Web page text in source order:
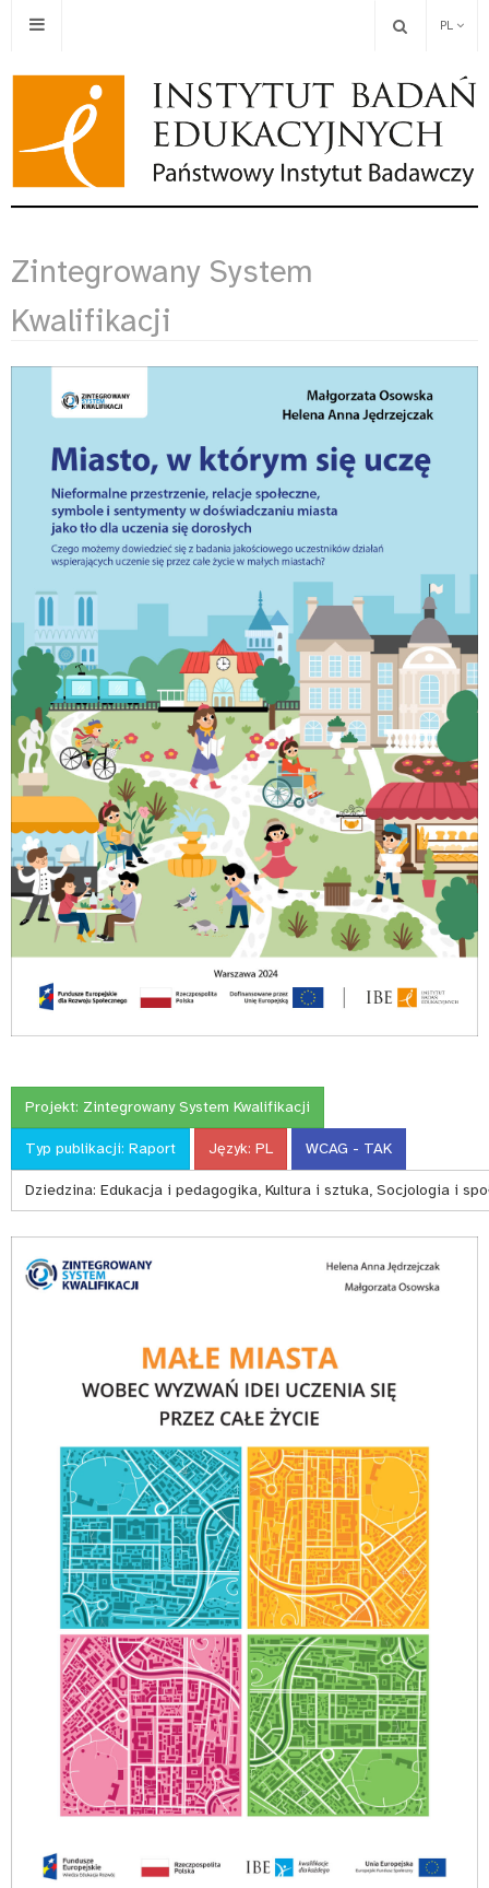
PL
Zintegrowany System
Kwalifikacji
Projekt: Zintegrowany System Kwalifikacji
Typ publikacji: Raport Język: PL WCAG - TAK
Dziedzina: Edukacja i pedagogika, Kultura i sztuka, Socjologia i